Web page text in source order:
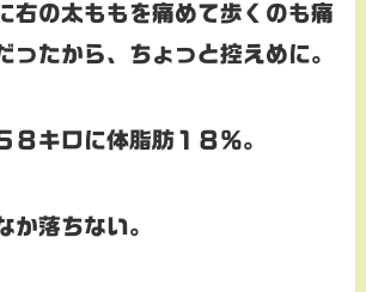
右の太ももを痛めて歩くのも痛
ったから、ちょっと控えめに。
８キロに体脂肪１８％。
か落ちない。